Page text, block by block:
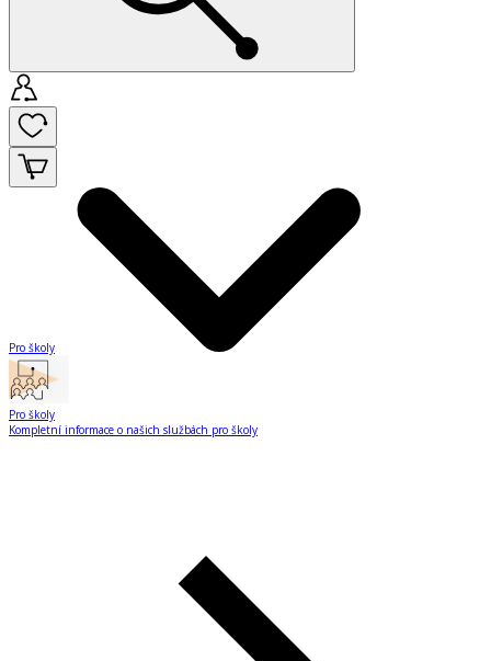
Pro školy
Pro školy
Kompletní informace o našich službách pro školy